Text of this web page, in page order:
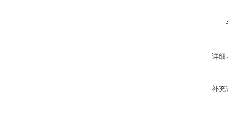
详细
补充